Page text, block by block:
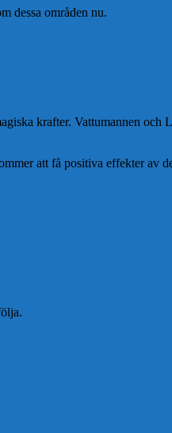
dessa områden nu.
krafter. Vattumannen och
att få positiva effekter av